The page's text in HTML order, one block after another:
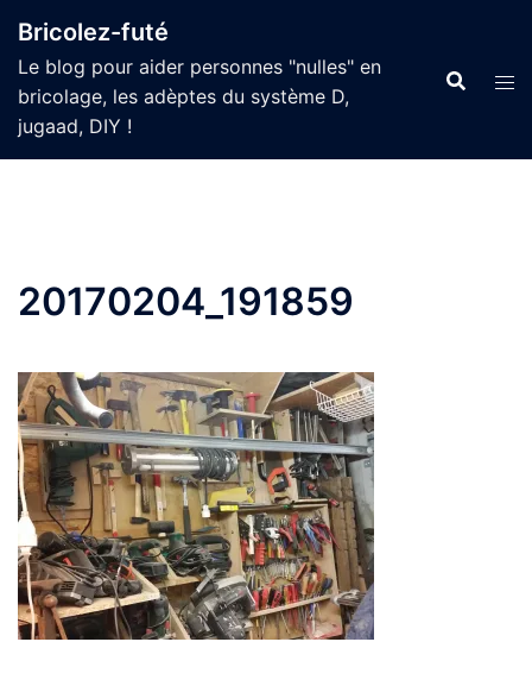
au
contenu
Bricolez-futé
Le blog pour aider personnes "nulles" en
bricolage, les adèptes du système D,
jugaad, DIY !
20170204_191859